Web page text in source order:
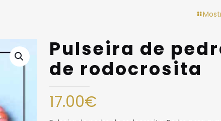
Pulseira de
de rodocrosita
17.00€